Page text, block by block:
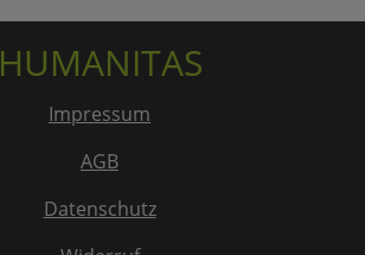
HUMANITAS
Impressum
AGB
Datenschutz